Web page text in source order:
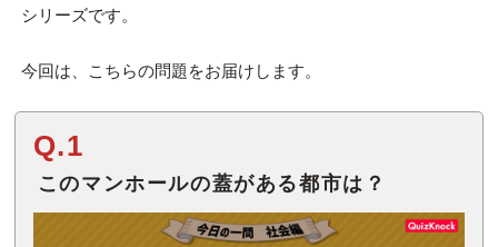
シリーズです。
今回は、こちらの問題をお届けします。
Q.1
このマンホールの蓋がある都市は？